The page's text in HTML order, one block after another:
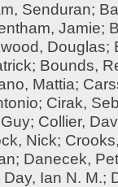
Senduran;
Jamie;
Douglas;
; Bounds,
Mattia;
; Cirak,
; Collier,
Nick;
; Danecek,
Day, Ian N. M.;